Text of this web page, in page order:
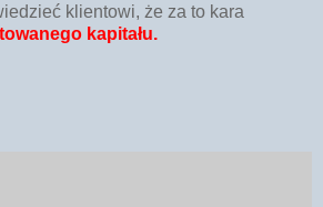
klientowi, że za to kara
kapitału.